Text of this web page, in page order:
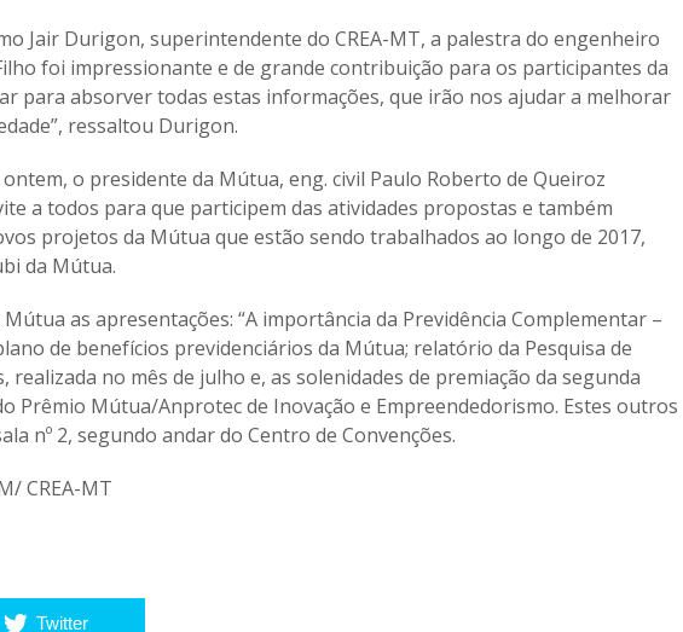
Jair Durigon, superintendente do CREA-MT, a palestra do engenheiro
foi impressionante e de grande contribuição para os participantes da
para absorver todas estas informações, que irão nos ajudar a melhorar
ressaltou Durigon.
o presidente da Mútua, eng. civil Paulo Roberto de Queiroz
a todos para que participem das atividades propostas e também
projetos da Mútua que estão sendo trabalhados ao longo de 2017,
da Mútua.
as apresentações: “A importância da Previdência Complementar –
de benefícios previdenciários da Mútua; relatório da Pesquisa de
realizada no mês de julho e, as solenidades de premiação da segunda
Prêmio Mútua/Anprotec de Inovação e Empreendedorismo. Estes outros
nº 2, segundo andar do Centro de Convenções.
CREA-MT
Twitter